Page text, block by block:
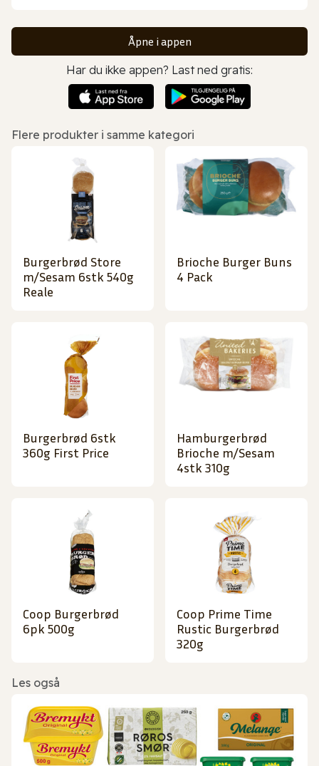
Åpne i appen
Har du ikke appen? Last ned gratis:
Flere produkter i samme kategori
Burgerbrød Store
m/Sesam 6stk 540g
Reale
Brioche Burger Buns
4 Pack
Burgerbrød 6stk
360g First Price
Hamburgerbrød
Brioche m/Sesam
4stk 310g
Coop Burgerbrød
6pk 500g
Coop Prime Time
Rustic Burgerbrød
320g
Les også